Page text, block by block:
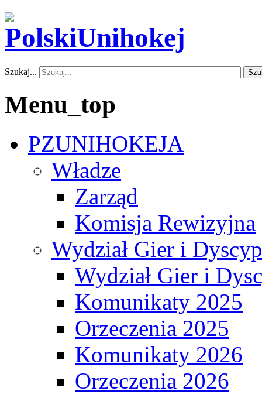
Szukaj...
Menu_top
PZUNIHOKEJA
Władze
Zarząd
Komisja Rewizyjna
Wydział Gier i
Wydział Gier i
Komunikaty 2025
Orzeczenia 2025
Komunikaty 2026
Orzeczenia 2026